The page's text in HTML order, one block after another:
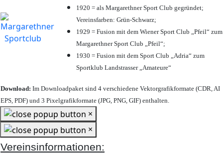
1920 = als Margarethner Sport Club gegründet;
Vereinsfarben: Grün-Schwarz;
1929 = Fusion mit dem Wiener Sport Club „Pfeil“ zum
Margarethner Sport Club „Pfeil“;
1930 = Fusion mit dem Sport Club „Adria“ zum
Sportklub Landstrasser „Amateure“
Download: Im Downloadpaket sind 4 verschiedene Vektorgrafikformate (CDR, AI
EPS, PDF) und 3 Pixelgrafikformate (JPG, PNG, GIF) enthalten.
×
×
Vereinsinformationen: